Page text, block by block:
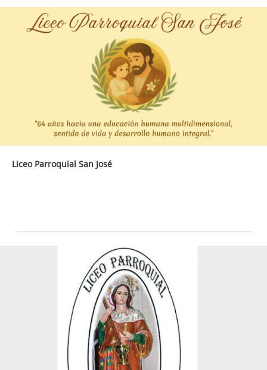
Liceo Parroquial San José